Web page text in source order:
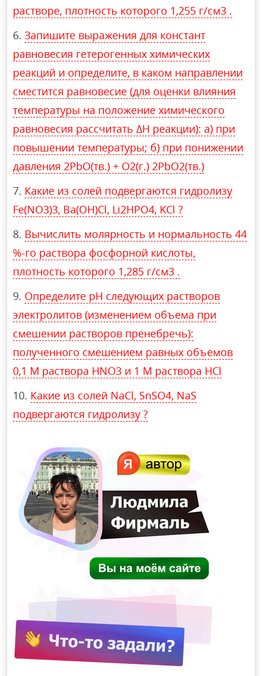
растворе, плотность которого 1,255 г/см3 .
Запишите выражения для констант
равновесия гетерогенных химических
реакций и определите, в каком направлении
сместится равновесие (для оценки влияния
температуры на положение химического
равновесия рассчитать ΔН реакции): а) при
повышении температуры; б) при понижении
давления 2PbO(тв.) + O2(г.) 2PbO2(тв.)
Какие из солей подвергаются гидролизу
Fe(NO3)3, Ba(OH)Cl, Li2HPO4, KCl ?
Вычислить молярность и нормальность 44
%-го раствора фосфорной кислоты,
плотность которого 1,285 г/см3 .
Определите pH следующих растворов
электролитов (изменением объема при
смешении растворов пренебречь):
полученного смешением равных объемов
0,1 М раствора HNO3 и 1 М раствора HCl
Какие из солей NaCl, SnSO4, NaS
подвергаются гидролизу ?